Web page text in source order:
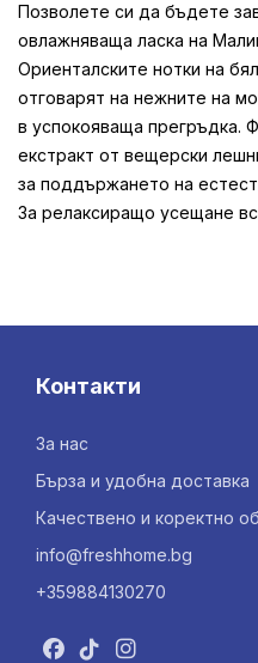
Позволете си да бъдете
овлажняваща ласка на
Ориенталските нотки на
отговарят на нежните на
в успокояваща прегръдка.
екстракт от вещерски
за поддържането на
За релаксиращо усещане
Контакти
За нас
Бърза и удобна доставка
Качествено и коректно
info@freshhome.bg
+359884130270